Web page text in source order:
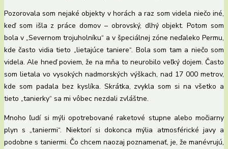
Pozorovala som nejaké objekty v horách a raz som videla niečo iné,
keď som išla z práce domov – obrovský, dlhý objekt. Potom som
bola v „Severnom trojuholníku“ a v špeciálnej zóne neďaleko Permu,
kde často vidia tieto „lietajúce taniere“. Bola som tam a niečo som
videla. Ale hneď poviem, že na mňa to neurobilo veľký dojem. Často
som lietala vo vysokých nadmorských výškach, nad 17 000 metrov,
kde som padala bez kyslíka. Skrátka, zvykla som si na všetko a
tieto „tanierky“ sa mi vôbec nezdali zvláštne.
Mnoho ľudí si mýli opotrebované raketové stupne alebo močiarny
plyn s „taniermi“. Niektorí si dokonca mýlia atmosférické javy a
podobne s taniermi. Čo chcem naozaj poznamenať, je, že manévrujú,